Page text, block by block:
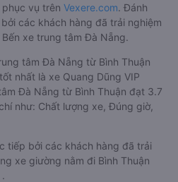
vụ trên Vexere.com. Đánh
các khách hàng đã trải nghiệm
xe trung tâm Đà Nẵng.
tâm Đà Nẵng từ Bình Thuận
nhất là xe Quang Dũng VIP
Đà Nẵng từ Bình Thuận đạt 3.7
như: Chất lượng xe, Đúng giờ,
tiếp bởi các khách hàng đã trải
xe giường nằm đi Bình Thuận